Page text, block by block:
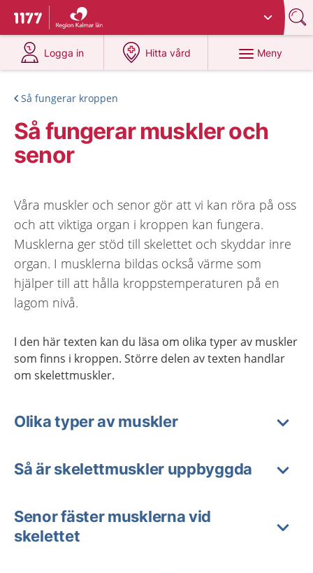
Till startsidan för 1177
Du har valt region
Logga in
på 1177.se
Hitta vård
på 1177.se
Meny
Så fungerar kroppen
Så fungerar muskler och
senor
Våra muskler och senor gör att vi kan röra på oss
och att viktiga organ i kroppen kan fungera.
Musklerna ger stöd till skelettet och skyddar inre
organ. I musklerna bildas också värme som
hjälper till att hålla kroppstemperaturen på en
lagom nivå.
I den här texten kan du läsa om olika typer av muskler
som finns i kroppen. Större delen av texten handlar
om skelettmuskler.
Olika typer av muskler
Så är skelettmuskler uppbyggda
Senor fäster musklerna vid
skelettet